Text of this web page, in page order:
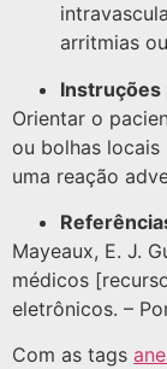
arritmias
Orientar o
ou bolhas
uma reação
Mayeaux, E. J.
médicos
eletrônicos. –
Com as tags